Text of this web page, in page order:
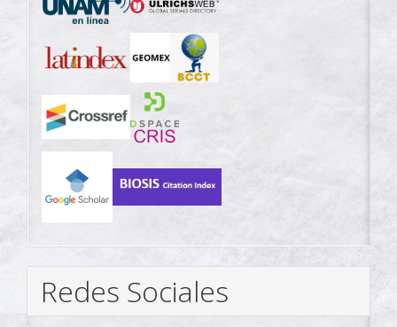
Redes Sociales